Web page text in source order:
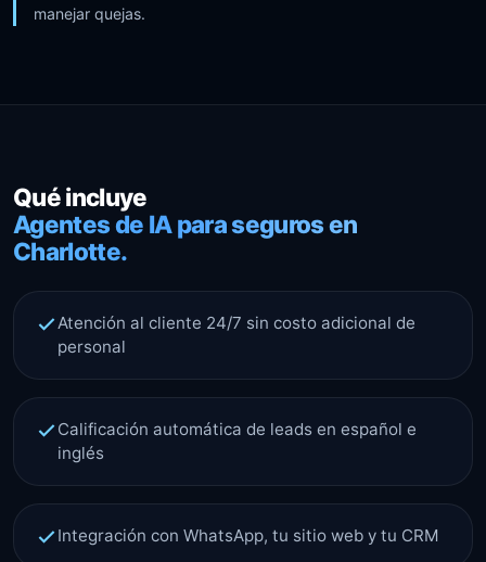
manejar quejas.
Qué incluye
Agentes de IA para seguros en
Charlotte.
Atención al cliente 24/7 sin costo adicional de
personal
Calificación automática de leads en español e
inglés
Integración con WhatsApp, tu sitio web y tu CRM